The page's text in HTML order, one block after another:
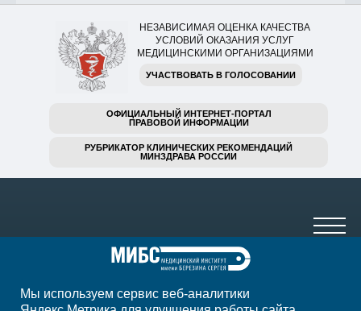
НЕЗАВИСИМАЯ ОЦЕНКА КАЧЕСТВА
УСЛОВИЙ ОКАЗАНИЯ УСЛУГ
МЕДИЦИНСКИМИ ОРГАНИЗАЦИЯМИ
УЧАСТВОВАТЬ В ГОЛОСОВАНИИ
ОФИЦИАЛЬНЫЙ ИНТЕРНЕТ-ПОРТАЛ
ПРАВОВОЙ ИНФОРМАЦИИ
РУБРИКАТОР КЛИНИЧЕСКИХ РЕКОМЕНДАЦИЙ
МИНЗДРАВА РОССИИ
Мы используем сервис веб-аналитики